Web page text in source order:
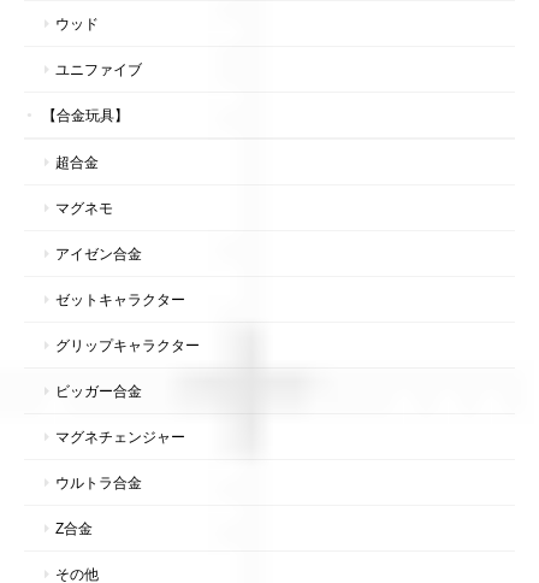
ウッド
ユニファイブ
【合金玩具】
超合金
マグネモ
アイゼン合金
ゼットキャラクター
グリップキャラクター
ビッガー合金
マグネチェンジャー
ウルトラ合金
Z合金
その他